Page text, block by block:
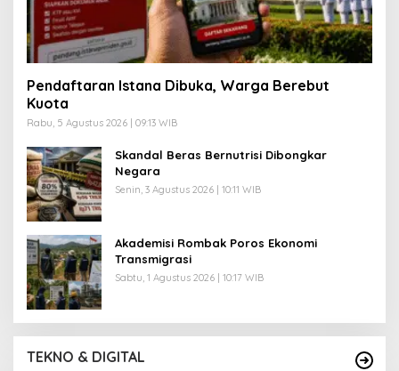
Pendaftaran Istana Dibuka, Warga Berebut
Kuota
Rabu, 5 Agustus 2026 | 09:13 WIB
Skandal Beras Bernutrisi Dibongkar
Negara
Senin, 3 Agustus 2026 | 10:11 WIB
Akademisi Rombak Poros Ekonomi
Transmigrasi
Sabtu, 1 Agustus 2026 | 10:17 WIB
TEKNO & DIGITAL